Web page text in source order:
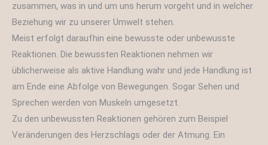
zusammen, was in und um uns herum vorgeht und in welcher
Beziehung wir zu unserer Umwelt stehen.
Meist erfolgt daraufhin eine bewusste oder unbewusste
Reaktionen. Die bewussten Reaktionen nehmen wir
üblicherweise als aktive Handlung wahr und jede Handlung ist
am Ende eine Abfolge von Bewegungen. Sogar Sehen und
Sprechen werden von Muskeln umgesetzt.
Zu den unbewussten Reaktionen gehören zum Beispiel
Veränderungen des Herzschlags oder der Atmung. Ein